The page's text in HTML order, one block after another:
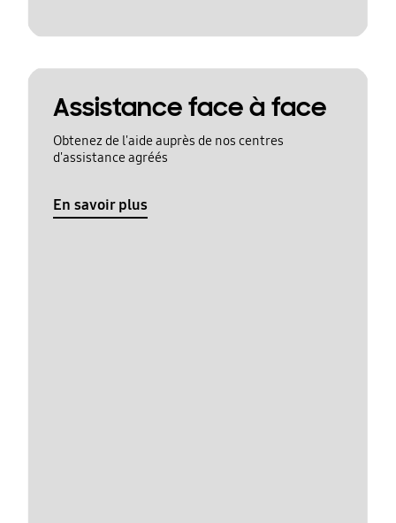
Assistance face à face
Obtenez de l'aide auprès de nos centres
d'assistance agréés
En savoir plus